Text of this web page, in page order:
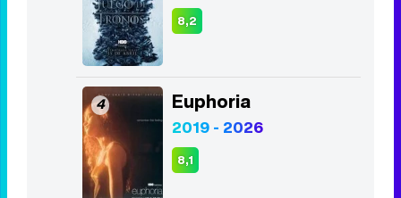
8,2
4 Euphoria
2019 - 2026
8,1